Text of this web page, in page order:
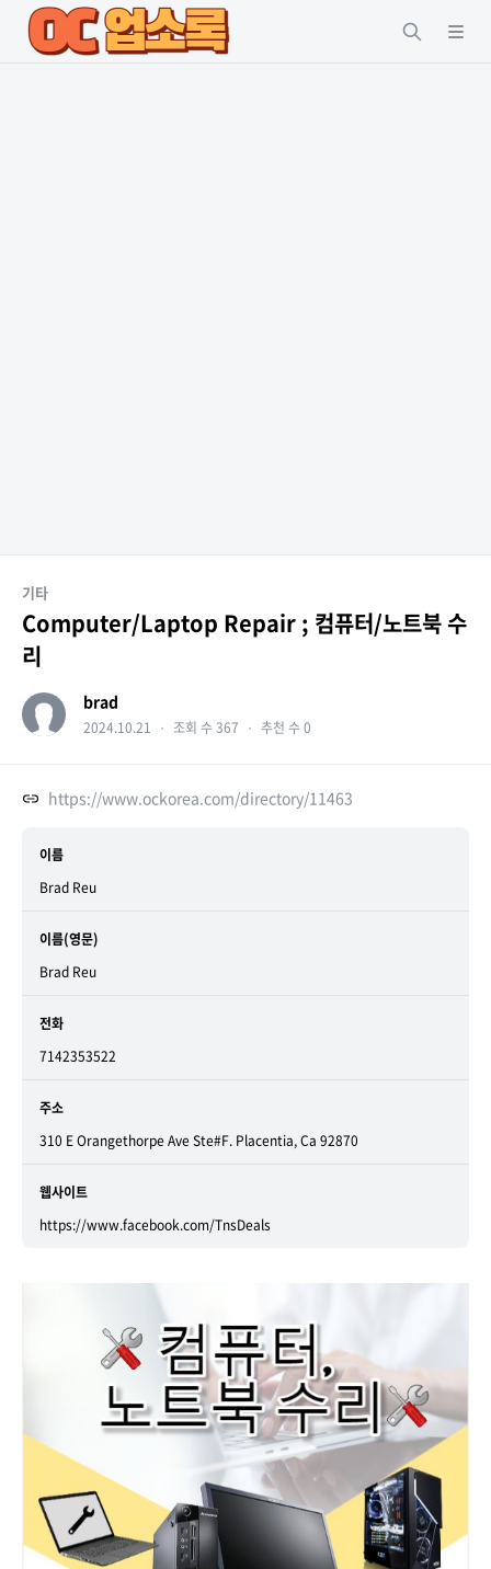
기타
Computer/Laptop Repair ; 컴퓨터/노트북 수
리
brad
2024.10.21 ・ 조회 수 367 ・ 추천 수 0
https://www.ockorea.com/directory/11463
이름
Brad Reu
이름(영문)
Brad Reu
전화
7142353522
주소
310 E Orangethorpe Ave Ste#F. Placentia, Ca 92870
웹사이트
https://www.facebook.com/TnsDeals